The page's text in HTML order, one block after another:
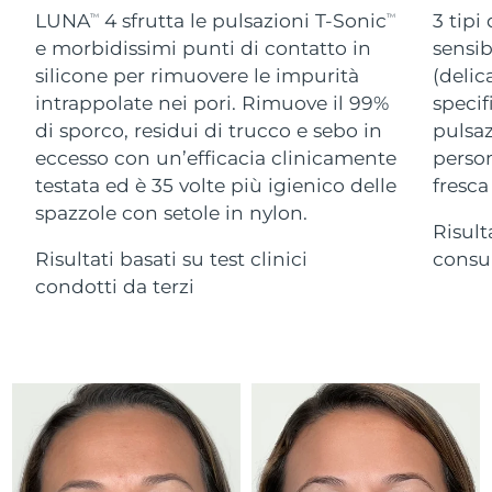
LUNATM 4 sfrutta le pulsazioni T-SonicTM
e morbidissimi punti di contatto in
silicone per rimuovere le impurità
intrappolate nei pori. Rimuove il 99%
di sporco, residui di trucco e sebo in
eccesso con un’efficacia clinicamente
testata ed è 35 volte più igienico delle
spazzole con setole in nylon.
Risultati basati su test clinici
condotti da terzi
3 tipi
For healthy hair
18% PAP
Cosmetici Uomini
Vedi tutto
APP FOREO
Israele Consegna stimata12/08/2026
Italia Consegna stimata 08/08/2026
Giappone Consegna stimata11/08/2026
Jersey Consegna stimata13/08/2026
10/08/2026
Kuwait
Libano Consegna stimata09/08/2026
Lituania Consegna stimata 08/08/2026